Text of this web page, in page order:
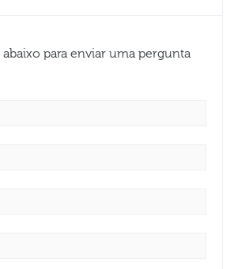
para enviar uma pergunta